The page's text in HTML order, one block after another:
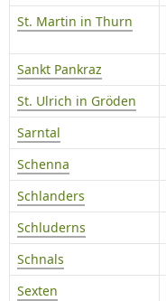
St. Martin in Thurn
Sankt Pankraz
St. Ulrich in Gröden
Sarntal
Schenna
Schlanders
Schluderns
Schnals
Sexten